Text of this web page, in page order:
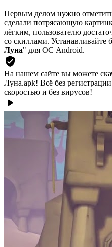
Первым делом нужно
сделали потрясающую
лёгким, пользователю
со скиллами. Устанавливайте
Луна" для ОС Android.
На нашем сайте вы можете
Луна.apk! Всё без
скоростью и без вирусов!